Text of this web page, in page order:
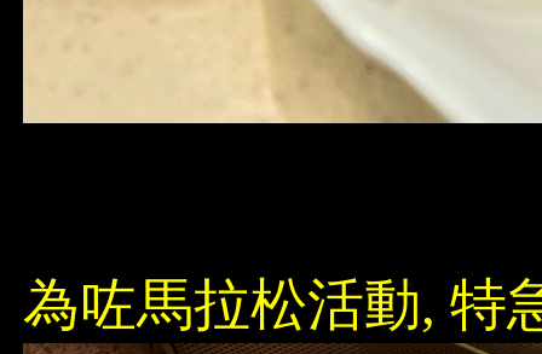
為咗馬拉松活動, 特